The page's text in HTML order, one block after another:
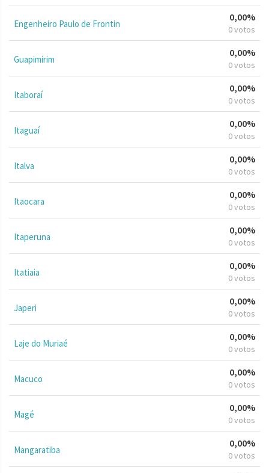
Engenheiro Paulo de Frontin
0,00%
0 votos
Guapimirim
0,00%
0 votos
Itaboraí
0,00%
0 votos
Itaguaí
0,00%
0 votos
Italva
0,00%
0 votos
Itaocara
0,00%
0 votos
Itaperuna
0,00%
0 votos
Itatiaia
0,00%
0 votos
Japeri
0,00%
0 votos
Laje do Muriaé
0,00%
0 votos
Macuco
0,00%
0 votos
Magé
0,00%
0 votos
Mangaratiba
0,00%
0 votos